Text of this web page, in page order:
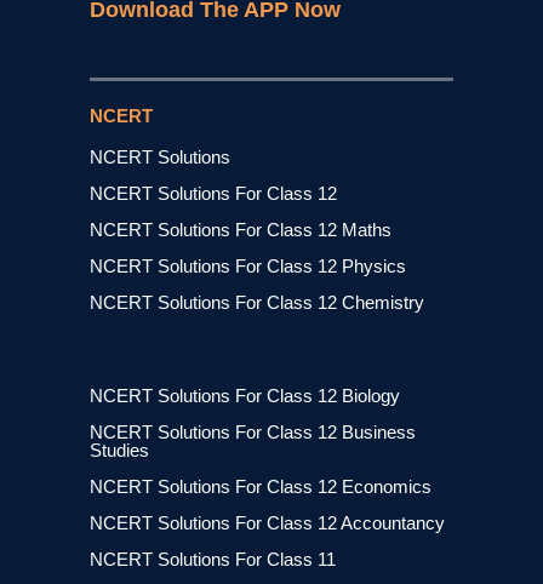
Download The APP Now
NCERT
NCERT Solutions
NCERT Solutions For Class 12
NCERT Solutions For Class 12 Maths
NCERT Solutions For Class 12 Physics
NCERT Solutions For Class 12 Chemistry
NCERT Solutions For Class 12 Biology
NCERT Solutions For Class 12 Business
Studies
NCERT Solutions For Class 12 Economics
NCERT Solutions For Class 12 Accountancy
NCERT Solutions For Class 11